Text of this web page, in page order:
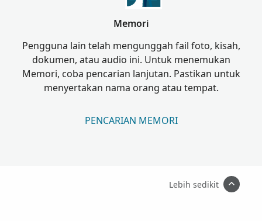
Memori
Pengguna lain telah mengunggah fail foto, kisah,
dokumen, atau audio ini. Untuk menemukan
Memori, coba pencarian lanjutan. Pastikan untuk
menyertakan nama orang atau tempat.
PENCARIAN MEMORI
Lebih sedikit